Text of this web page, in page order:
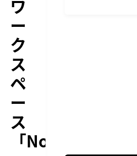
ワ
ー
ク
ス
ペ
ー
ス
「Notion」